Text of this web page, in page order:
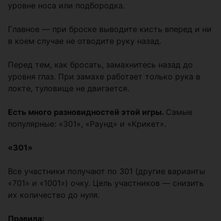
уровне носа или подбородка.
Главное — при броске выводите кисть вперед и ни
в коем случае не отводите руку назад.
Перед тем, как бросать, замахнитесь назад до
уровня глаз. При замахе работает только рука в
локте, туловище не двигается.
Есть много разновидностей этой игры. Самые
популярные: «301», «Раунд» и «Крикет».
«301»
Все участники получают по 301 (другие варианты
«701» и «1001») очку. Цель участников — снизить
их количество до нуля.
Правила: